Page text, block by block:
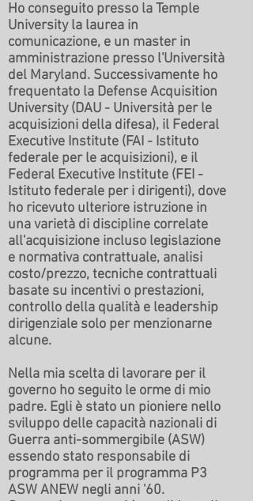
Ho conseguito presso la Temple
University la laurea in
comunicazione, e un master in
amministrazione presso l'Università
del Maryland. Successivamente ho
frequentato la Defense Acquisition
University (DAU - Università per le
acquisizioni della difesa), il Federal
Executive Institute (FAI - Istituto
federale per le acquisizioni), e il
Federal Executive Institute (FEI -
Istituto federale per i dirigenti), dove
ho ricevuto ulteriore istruzione in
una varietà di discipline correlate
all'acquisizione incluso legislazione
e normativa contrattuale, analisi
costo/prezzo, tecniche contrattuali
basate su incentivi o prestazioni,
controllo della qualità e leadership
dirigenziale solo per menzionarne
alcune.
Nella mia scelta di lavorare per il
governo ho seguito le orme di mio
padre. Egli è stato un pioniere nello
sviluppo delle capacità nazionali di
Guerra anti-sommergibile (ASW)
essendo stato responsabile di
programma per il programma P3
ASW ANEW negli anni '60.